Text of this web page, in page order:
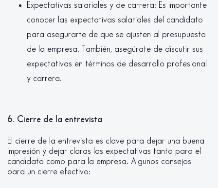
Expectativas salariales y de carrera: Es importante
conocer las expectativas salariales del candidato
para asegurarte de que se ajusten al presupuesto
de la empresa. También, asegúrate de discutir sus
expectativas en términos de desarrollo profesional
y carrera.
6. Cierre de la entrevista
El cierre de la entrevista es clave para dejar una buena
impresión y dejar claras las expectativas tanto para el
candidato como para la empresa. Algunos consejos
para un cierre efectivo: